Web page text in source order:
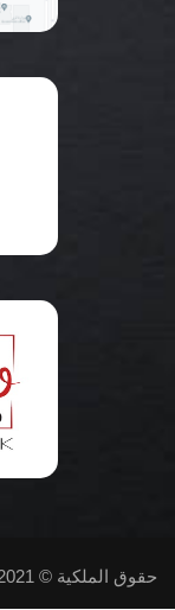
حقوق الملكية © 2021الهيئة القومية للانفاق